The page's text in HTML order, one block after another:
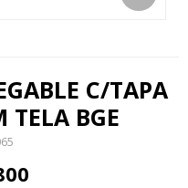
C/TAPA
TELA BGE